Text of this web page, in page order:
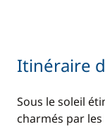
Itinéraire
Sous le soleil
charmés par